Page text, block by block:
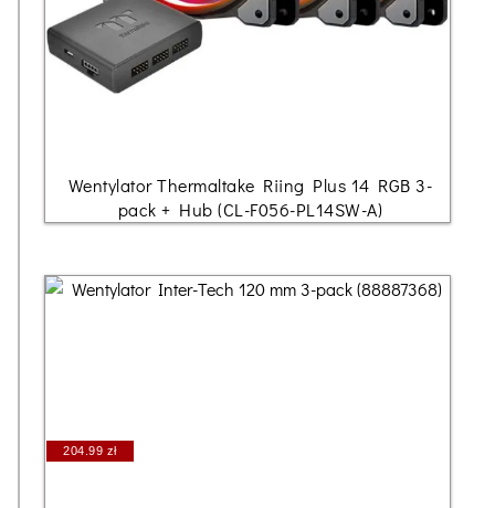
Wentylator Thermaltake Riing Plus 14 RGB 3-
pack + Hub (CL-F056-PL14SW-A)
204.99 zł